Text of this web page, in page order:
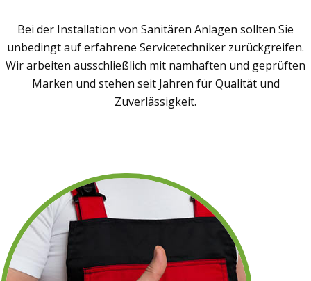
Bei der Installation von Sanitären Anlagen sollten Sie
unbedingt auf erfahrene Servicetechniker zurückgreifen.
Wir arbeiten ausschließlich mit namhaften und geprüften
Marken und stehen seit Jahren für Qualität und
Zuverlässigkeit.